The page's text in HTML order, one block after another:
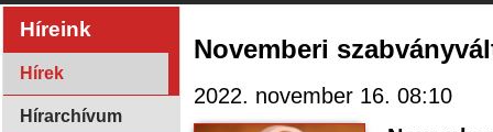
Híreink
Hírek
Hírarchívum
Novemberi
2022. november 16. 08:10